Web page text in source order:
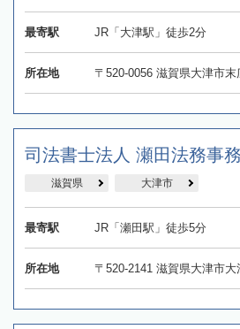
最寄駅 JR「大津駅」徒歩2分
所在地 〒520-0056 滋賀県大津市
司法書士法人 瀬田法務事
滋賀県 大津市
最寄駅 JR「瀬田駅」徒歩5分
所在地 〒520-2141 滋賀県大津市